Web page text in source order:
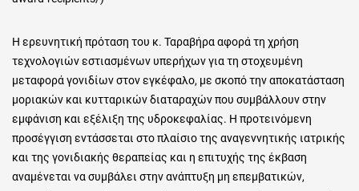
Η ερευνητική πρόταση του κ. Ταραβήρα αφορά τη χρήση
τεχνολογιών εστιασμένων υπερήχων για τη στοχευμένη
μεταφορά γονιδίων στον εγκέφαλο, με σκοπό την αποκατάσταση
μοριακών και κυτταρικών διαταραχών που συμβάλλουν στην
εμφάνιση και εξέλιξη της υδροκεφαλίας. Η προτεινόμενη
προσέγγιση εντάσσεται στο πλαίσιο της αναγεννητικής ιατρικής
και της γονιδιακής θεραπείας και η επιτυχής της έκβαση
αναμένεται να συμβάλει στην ανάπτυξη μη επεμβατικών,